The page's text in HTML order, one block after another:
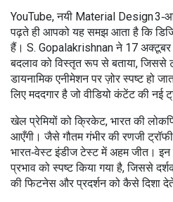
YouTube,नयी Material Design
पढ़ते ही आपको यह समझ आता है कि
हैं। S. Gopalakrishnan ने 17
बदलाव को विस्तृत रूप से बताया, जिससे
डायनामिक एनीमेशन पर ज़ोर स्पष्ट हो
लिए मददगार है जो वीडियो कंटेंट की
खेल प्रेमियों कोक्रिकेट, भारत की
आएँगी। जैसे गौतम गंभीर की रणजी ट्रॉफी
भारत‑वेस्ट इंडीज टेस्ट में अहम जीत।
प्रभाव को स्पष्ट किया गया है, जिससे
की फिटनेस और प्रदर्शन को कैसे दिशा